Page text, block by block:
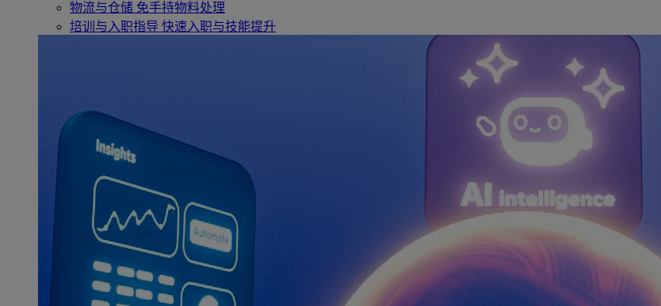
物流与仓储 免手持物料处理
培训与入职指导 快速入职与技能提升